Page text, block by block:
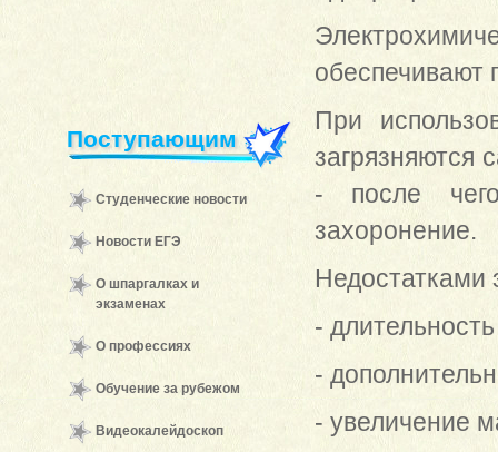
Поступающим
Студенческие новости
Новости ЕГЭ
О шпаргалках и
экзаменах
О профессиях
Обучение за рубежом
Видеокалейдоскоп
обеспечивают
При
загрязняются
- после
захоронение.
Недостатками
-
-
- увеличение